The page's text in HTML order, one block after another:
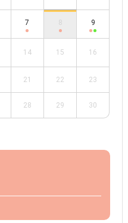
7 8 9
14 15 16
21 22 23
28 29 30